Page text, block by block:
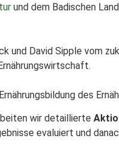
und dem Badischen
und David Sipple vom
des
wir detaillierte
evaluiert und